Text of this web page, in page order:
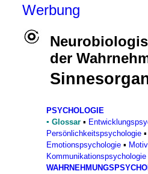
Werbung
der
PSYCHOLOGIE
▪ Glossar ▪
Persönlichkeitspsychologie ▪
Emotionspsychologie ▪
Kommunikationspsychologie